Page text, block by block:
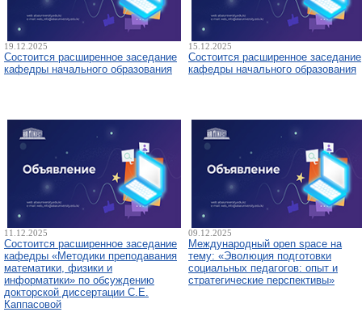
19.12.2025
Состоится расширенное заседание
кафедры начального образования
15.12.2025
Состоится расширенное заседание
кафедры начального образования
11.12.2025
Состоится расширенное заседание
кафедры «Методики преподавания
математики, физики и
информатики» по обсуждению
докторской диссертации С.Е.
Каппасовой
09.12.2025
Международный open space на
тему: «Эволюция подготовки
социальных педагогов: опыт и
стратегические перспективы»